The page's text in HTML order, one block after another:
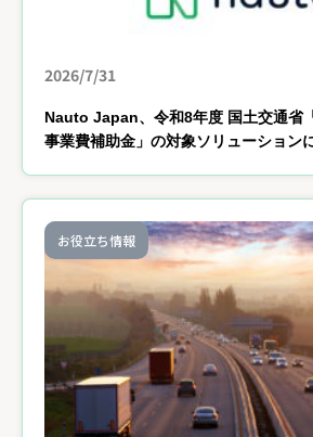
2026/7/31
Nauto Japan、令和8年度 国土交通省
事業費補助金」の対象ソリューション
お役立ち情報